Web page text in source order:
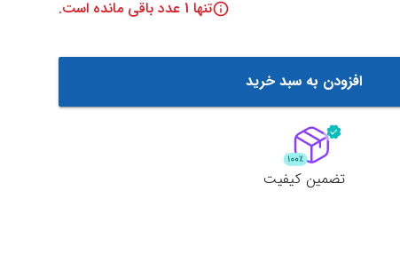
تنها 1 عدد باقی مانده است.
افزودن به سبد خرید
تضمین کیفیت